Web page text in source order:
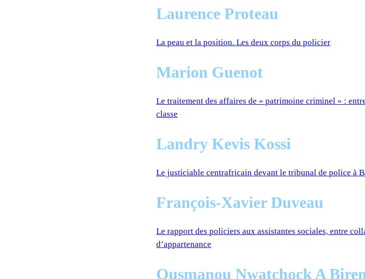
Laurence Proteau
La peau et la position. Les deux corps du policier
Marion Guenot
Le traitement des affaires de « patrimoine criminel » :
classe
Landry Kevis Kossi
Le justiciable centrafricain devant le tribunal de police à
François-Xavier Duveau
Le rapport des policiers aux assistantes sociales, entre
d’appartenance
Ousmanou Nwatchock A